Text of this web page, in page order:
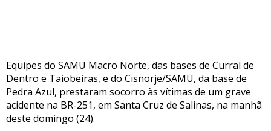
Equipes do SAMU Macro Norte, das bases de Curral de
Dentro e Taiobeiras, e do Cisnorje/SAMU, da base de
Pedra Azul, prestaram socorro às vítimas de um grave
acidente na BR-251, em Santa Cruz de Salinas, na manhã
deste domingo (24).